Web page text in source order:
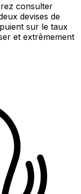
consulter
devises de
sur le taux
et extrêmement